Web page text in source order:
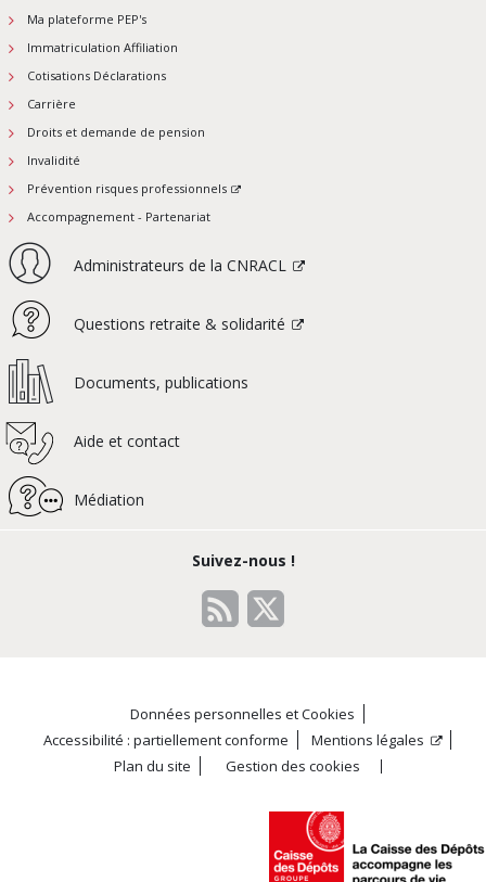
Ma plateforme PEP's
Immatriculation Affiliation
Cotisations Déclarations
Carrière
Droits et demande de pension
Invalidité
Prévention risques professionnels
Accompagnement - Partenariat
Administrateurs de la CNRACL
Questions retraite & solidarité
Documents, publications
Aide et contact
Médiation
Suivez-nous !
Données personnelles et Cookies
Accessibilité : partiellement conforme
Mentions légales
Plan du site
Gestion des cookies